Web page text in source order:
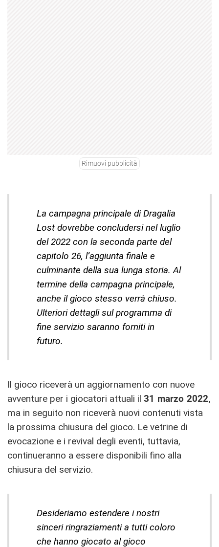
Rimuovi pubblicità
La campagna principale di Dragalia
Lost dovrebbe concludersi nel luglio
del 2022 con la seconda parte del
capitolo 26, l’aggiunta finale e
culminante della sua lunga storia. Al
termine della campagna principale,
anche il gioco stesso verrà chiuso.
Ulteriori dettagli sul programma di
fine servizio saranno forniti in
futuro.
Il gioco riceverà un aggiornamento con nuove
avventure per i giocatori attuali il 31 marzo 2022,
ma in seguito non riceverà nuovi contenuti vista
la prossima chiusura del gioco. Le vetrine di
evocazione e i revival degli eventi, tuttavia,
continueranno a essere disponibili fino alla
chiusura del servizio.
Desideriamo estendere i nostri
sinceri ringraziamenti a tutti coloro
che hanno giocato al gioco